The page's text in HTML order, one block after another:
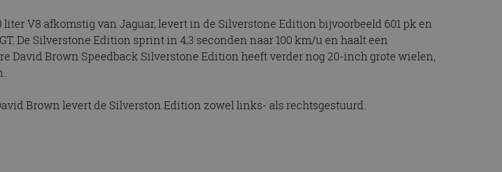
V8 afkomstig van Jaguar, levert in de Silverstone Edition bijvoorbeeld 601 pk en
De Silverstone Edition sprint in 4,3 seconden naar 100 km/u en haalt een
David Brown Speedback Silverstone Edition heeft verder nog 20-inch grote wielen,
Brown levert de Silverston Edition zowel links- als rechtsgestuurd.